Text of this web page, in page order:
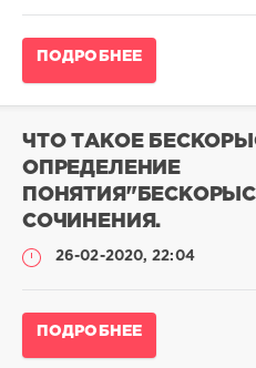
Определение
admina
0
0
ПОДРОБНЕЕ
ЧТО ТАКОЕ
ОПРЕДЕЛЕНИЕ
СОЧИНЕНИЯ.
26-02-2020, 22:04
Определение
ПОДРОБНЕЕ